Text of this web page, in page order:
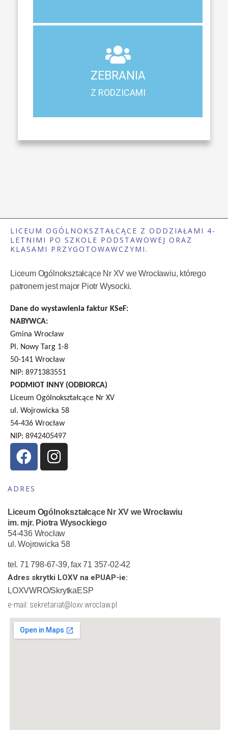
ZEBRANIA
Z RODZICAMI
Z RODZICAMI
Harmonogram spotkań i konsultacji z rodzicami
LICEUM OGÓLNOKSZTAŁCĄCE Z ODDZIAŁAMI 4-
LETNIMI PO SZKOLE PODSTAWOWEJ ORAZ
KLASAMI PRZYGOTOWAWCZYMI.
Liceum Ogólnokształcące Nr XV we Wrocławiu, którego
patronem jest major Piotr Wysocki.
Dane do wystawienia faktur KSeF:
NABYWCA:
Gmina Wrocław
Pl. Nowy Targ 1-8
50-141 Wrocław
NIP: 8971383551
PODMIOT INNY (ODBIORCA)
Liceum Ogólnokształcące Nr XV
ul. Wojrowicka 58
54-436 Wrocław
NIP: 8942405497
ADRES
Liceum Ogólnokształcące Nr XV we Wrocławiu
im. mjr. Piotra Wysockiego
54-436 Wrocław
ul. Wojrowicka 58
tel. 71 798-67-39, fax 71 357-02-42
Adres skrytki LOXV na ePUAP-ie:
LOXVWRO/SkrytkaESP
e-mail: sekretariat@loxv.wroclaw.pl